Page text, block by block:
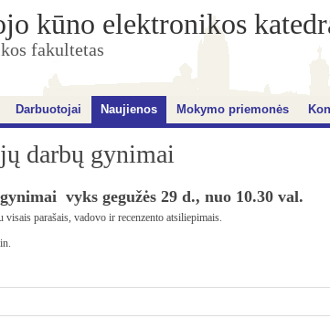
kūno elektronikos
fakultetas
Darbuotojai Naujienos Mokymo priemonės
darbų gynimai
vyks gegužės 29 d., nuo 10.30 val.
parašais, vadovo ir recenzento atsiliepimais.